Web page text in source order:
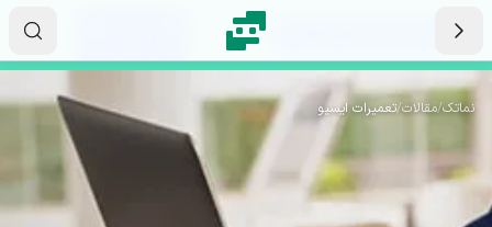
نماتک/مقالات/تعمیرات ایسیو